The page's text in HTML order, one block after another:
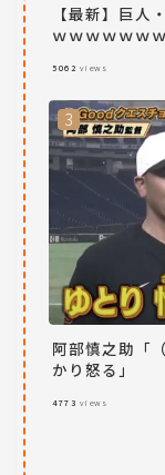
【最新】巨人
ｗｗｗｗｗｗ
5062 views
阿部慎之助「
かり怒る」
4773 views